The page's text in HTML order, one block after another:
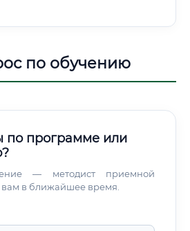
космическими
и
спутники, системы
назначения — то есть всё, что
по особым требованиям
по обучению
по программе или
— методист приемной
вам в ближайшее время.